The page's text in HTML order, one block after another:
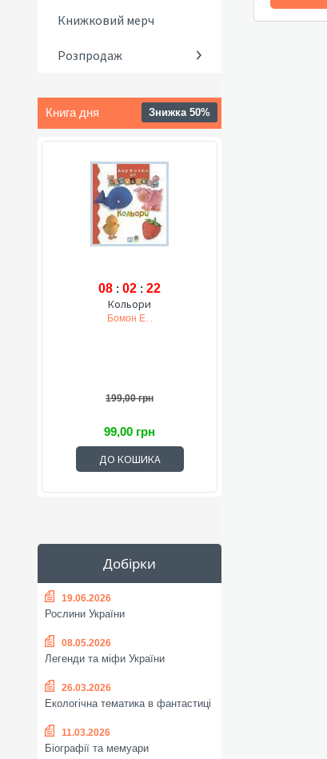
Книжковий мерч
Розпродаж
Книга дня Знижка 50%
08 : 02 : 21
Кольори
Бомон Е. .
199,00 грн
99,00 грн
ДО КОШИКА
Добірки
19.06.2026
Рослини України
08.05.2026
Легенди та міфи України
26.03.2026
Екологічна тематика в фантастиці
11.03.2026
Біографії та мемуари